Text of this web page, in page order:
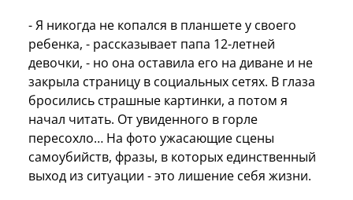
- Я никогда не копался в планшете у своего
ребенка, - рассказывает папа 12-летней
девочки, - но она оставила его на диване и не
закрыла страницу в социальных сетях. В глаза
бросились страшные картинки, а потом я
начал читать. От увиденного в горле
пересохло… На фото ужасающие сцены
самоубийств, фразы, в которых единственный
выход из ситуации - это лишение себя жизни.